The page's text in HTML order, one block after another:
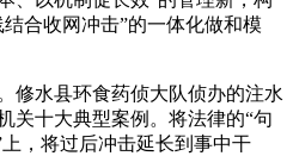
合收网冲击”的一体化做和模
水县环食药侦大队侦办的注水
关十大典型案例。将法律的“句
，将过后冲击延长到事中干